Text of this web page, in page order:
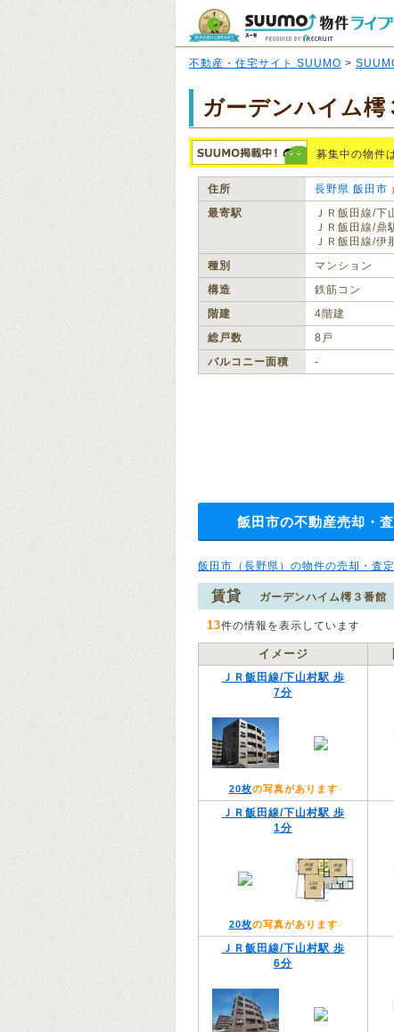
不動産・住宅サイト SUUMO >
ガーデンハイム樗
募集中の物件
住所 長野県 飯田市
最寄駅
ＪＲ飯田線/下
ＪＲ飯田線/鼎
ＪＲ飯田線/伊
種別
マンション
構造
鉄筋コン
階建
4階建
総戸数
8戸
バルコニー面積
‐
飯田市の不動産売却・
飯田市（長野県）の物件の売却・査
賃貸 ガーデンハイム樗３番館
13件の情報を表示しています
イメージ
ＪＲ飯田線/下山村駅 歩
7分
20枚の写真があります
ＪＲ飯田線/下山村駅 歩
1分
20枚の写真があります
ＪＲ飯田線/下山村駅 歩
6分